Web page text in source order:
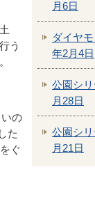
う
の
た
ぐ
月6日
ダイヤ
年2月4日
公園シ
月28日
公園シ
月21日